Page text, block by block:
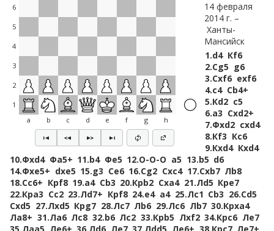
6
5
4
3
2
1
a
b c d e f g h
14 февраля
2014 г.
Ханты-
Мансийск
1.d4 Кf6
2.Сg5 g6
3.Сxf6 exf6
4.c4 Сb4+
5.Кd2 c5
6.a3 Сxd2+
7.Фxd2 cxd4
8.Кf3 Кc6
9.Кxd4 Кxd4
10.Фxd4 Фa5+ 11.b4 Фe5 12.O-O-O a5 13.b5 d6
14.Фxe5+ dxe5 15.g3 Сe6 16.Сg2 Сxc4 17.Сxb7 Лb8
18.Сc6+ Крf8 19.a4 Сb3 20.Крb2 Сxa4 21.Лd5 Крe7
22.Крa3 Сc2 23.Лd7+ Крf8 24.e4 a4 25.Лc1 Сb3 26.Сd5
Сxd5 27.Лxd5 Крg7 28.Лc7 Лb6 29.Лc6 Лb7 30.Крxa4
Лa8+ 31.Лa6 Лc8 32.b6 Лc2 33.Крb5 Лxf2 34.Крc6 Лe7